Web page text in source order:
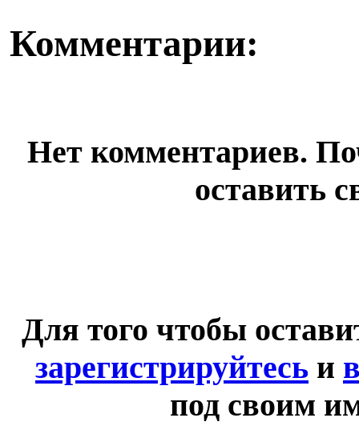
Комментарии:
Нет комментариев.
оставить
Для того чтобы
зарегистрируйтесь и
под своим